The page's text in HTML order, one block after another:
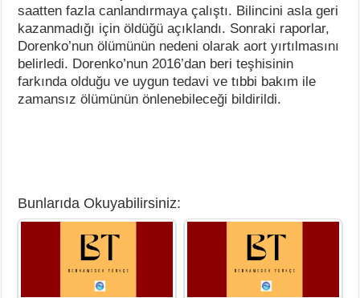
saatten fazla canlandırmaya çalıştı. Bilincini asla geri
kazanmadığı için öldüğü açıklandı. Sonraki raporlar,
Dorenko’nun ölümünün nedeni olarak aort yırtılmasını
belirledi. Dorenko’nun 2016’dan beri teşhisinin
farkında olduğu ve uygun tedavi ve tıbbi bakım ile
zamansız ölümünün önlenebileceği bildirildi.
Bunlarıda Okuyabilirsiniz: